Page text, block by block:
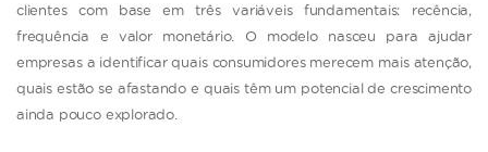
clientes com base em três variáveis fundamentais: recência,
frequência e valor monetário. O modelo nasceu para ajudar
empresas a identificar quais consumidores merecem mais atenção,
quais estão se afastando e quais têm um potencial de crescimento
ainda pouco explorado.